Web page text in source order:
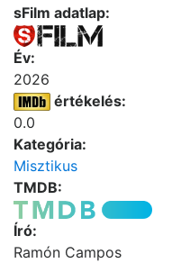
sFilm adatlap:
Év:
2026
értékelés:
0.0
Kategória:
Misztikus
TMDB:
Író:
Ramón Campos